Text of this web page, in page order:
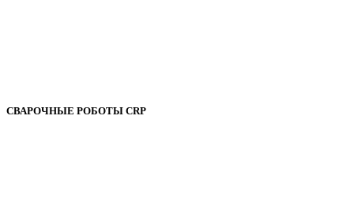
СВАРОЧНЫЕ РОБОТЫ CRP